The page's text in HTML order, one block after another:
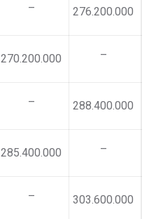
– 276.200.000
270.200.000 –
– 288.400.000
285.400.000 –
– 303.600.000